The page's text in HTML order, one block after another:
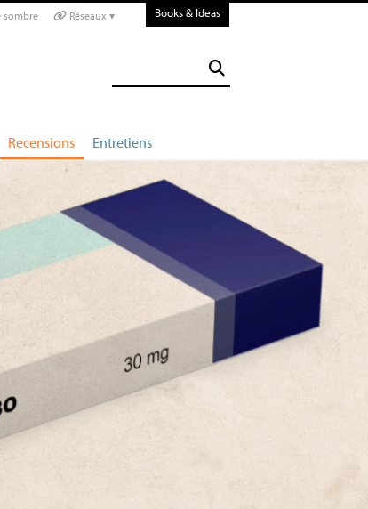
sombre Réseaux ▾ Books & Ideas
Recensions Entretiens